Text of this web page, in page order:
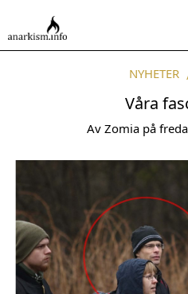
NYHETER
Våra
Av Zomia på